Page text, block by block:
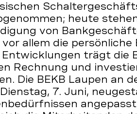
heute
von
allem die persönliche
trägt die
Rechnung und
Die BEKB Laupen an
7. Juni,